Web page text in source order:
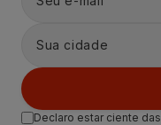
Declaro estar ciente das